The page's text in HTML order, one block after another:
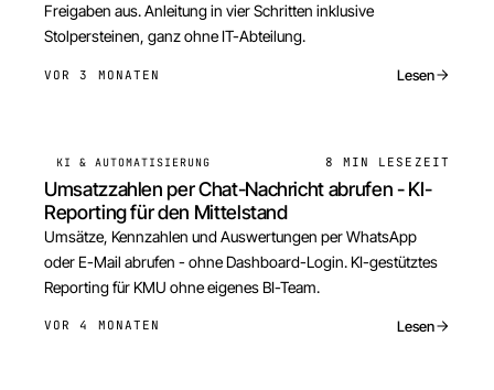
Freigaben aus. Anleitung in vier Schritten inklusive
Stolpersteinen, ganz ohne IT-Abteilung.
VOR 3 MONATEN Lesen
KI & AUTOMATISIERUNG 8 MIN LESEZEIT
Umsatzzahlen per Chat-Nachricht abrufen - KI-
Reporting für den Mittelstand
Umsätze, Kennzahlen und Auswertungen per WhatsApp
oder E-Mail abrufen - ohne Dashboard-Login. KI-gestütztes
Reporting für KMU ohne eigenes BI-Team.
VOR 4 MONATEN Lesen